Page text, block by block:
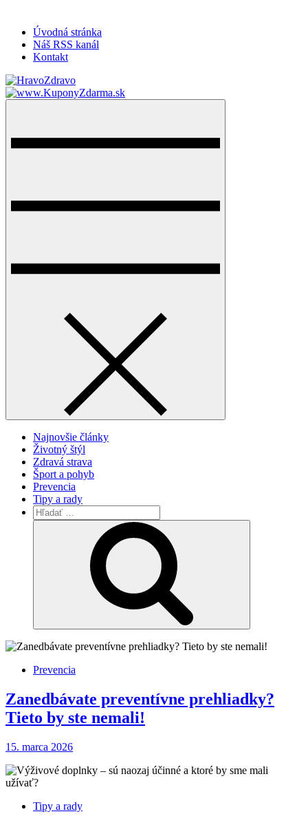
Úvodná stránka
Náš RSS kanál
Kontakt
HravoZdravo.sk
Magazín zdravého života
Najnovšie články
Životný štýl
Zdravá strava
Šport a pohyb
Prevencia
Tipy a rady
Vyhľadávanie
pre:
Prevencia
Zanedbávate preventívne prehliadky?
Tieto by ste nemali!
15. marca 2026
Tipy a rady